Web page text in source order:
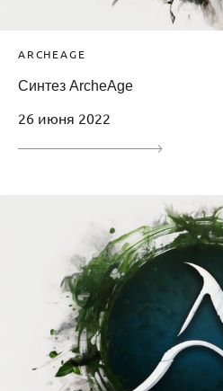
ARCHEAGE
Синтез ArcheAge
26 июня 2022